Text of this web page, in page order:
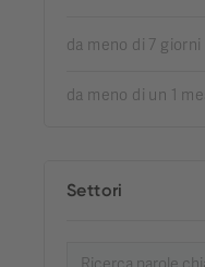
da meno di 7 giorni
da meno di un 1
Settori